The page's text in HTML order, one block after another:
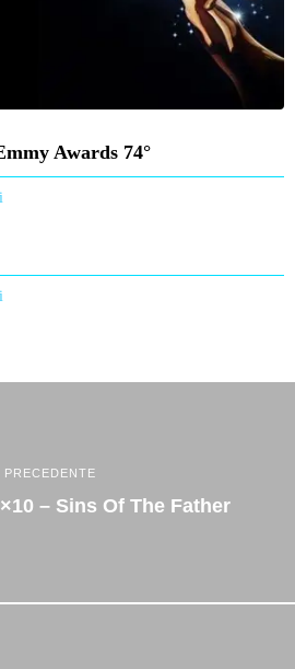
Awards 74°
PRECEDENTE
– Sins Of The Father